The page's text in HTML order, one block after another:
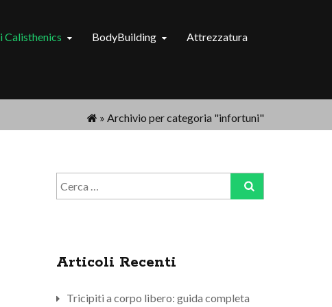
Calisthenics BodyBuilding Attrezzatura
»Archivio per categoria "infortuni"
Ricerca
per:
Articoli Recenti
Tricipiti a corpo libero: guida completa